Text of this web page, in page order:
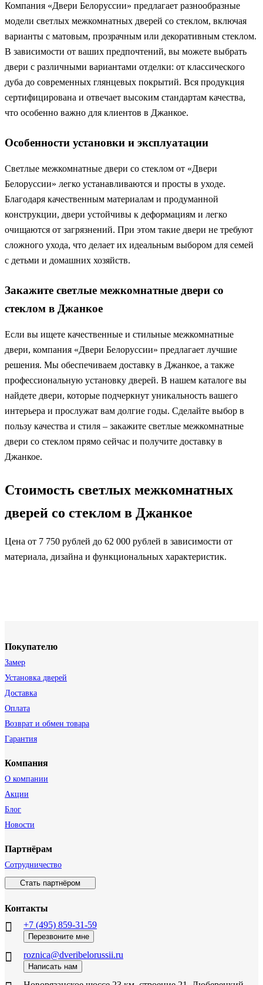
Компания «Двери Белоруссии» предлагает разнообразные
модели светлых межкомнатных дверей со стеклом, включая
варианты с матовым, прозрачным или декоративным стеклом.
В зависимости от ваших предпочтений, вы можете выбрать
двери с различными вариантами отделки: от классического
дуба до современных глянцевых покрытий. Вся продукция
сертифицирована и отвечает высоким стандартам качества,
что особенно важно для клиентов в Джанкое.
Особенности установки и эксплуатации
Светлые межкомнатные двери со стеклом от «Двери
Белоруссии» легко устанавливаются и просты в уходе.
Благодаря качественным материалам и продуманной
конструкции, двери устойчивы к деформациям и легко
очищаются от загрязнений. При этом такие двери не требуют
сложного ухода, что делает их идеальным выбором для семей
с детьми и домашних хозяйств.
Закажите светлые межкомнатные двери со
стеклом в Джанкое
Если вы ищете качественные и стильные межкомнатные
двери, компания «Двери Белоруссии» предлагает лучшие
решения. Мы обеспечиваем доставку в Джанкое, а также
профессиональную установку дверей. В нашем каталоге вы
найдете двери, которые подчеркнут уникальность вашего
интерьера и прослужат вам долгие годы. Сделайте выбор в
пользу качества и стиля – закажите светлые межкомнатные
двери со стеклом прямо сейчас и получите доставку в
Джанкое.
Стоимость светлых межкомнатных
дверей со стеклом в Джанкое
Цена от 7 750 рублей до 62 000 рублей в зависимости от
материала, дизайна и функциональных характеристик.
Покупателю
Замер
Установка дверей
Доставка
Оплата
Возврат и обмен товара
Гарантия
Компания
О компании
Акции
Блог
Новости
Партнёрам
Сотрудничество
Стать партнёром
Контакты
+7 (495) 859-31-59
Перезвоните мне
roznica@dveribelorussii.ru
Написать нам